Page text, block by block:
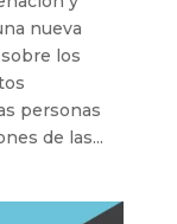
nueva
los
personas
de las...